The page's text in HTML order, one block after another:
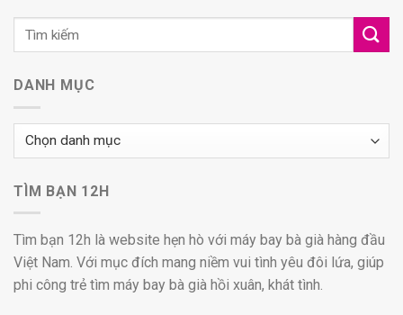
DANH MỤC
Danh
TÌM BẠN 12H
Tìm bạn 12h là website hẹn hò với máy bay bà già hàng đầu
Việt Nam. Với mục đích mang niềm vui tình yêu đôi lứa, giúp
phi công trẻ tìm máy bay bà già hồi xuân, khát tình.